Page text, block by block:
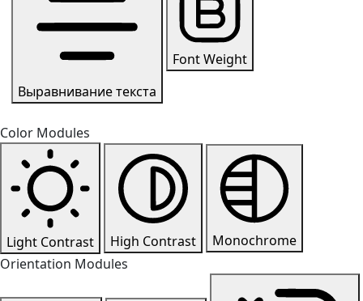
Выравнивание текста
Font Weight
Color Modules
Light Contrast High Contrast
Monochrome
Orientation Modules